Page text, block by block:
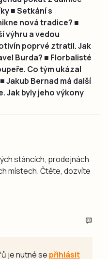
■ Setkání s
nová tradice? ■
výhru a vedou
poprvé ztratil. Jak
Burda? ■ Florbalisté
Co tým ukázal
Jakub Bernad má další
Jak byly jeho výkony
stáncích, prodejnách
místech. Čtěte, dozvíte
je nutné se přihlásit